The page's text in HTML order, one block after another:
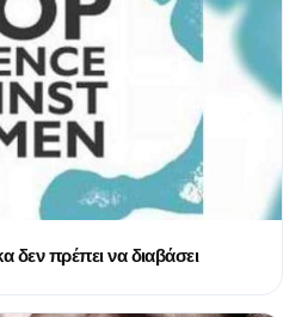
δεν πρέπει να διαβάσει